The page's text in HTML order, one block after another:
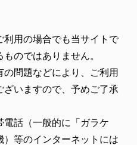
利用の場合でも当サイトで
のではありません。
問題などにより、ご利用
ざいますので、予めご了承
電話（一般的に「ガラケ
）等のインターネットには